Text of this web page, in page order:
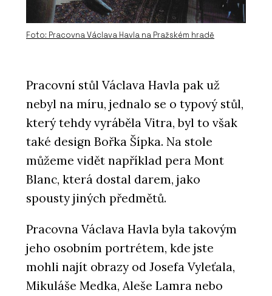
Foto: Pracovna Václava Havla na Pražském hradě
Pracovní stůl Václava Havla pak už
nebyl na míru, jednalo se o typový stůl,
který tehdy vyráběla Vitra, byl to však
také design Bořka Šípka. Na stole
můžeme vidět například pera Mont
Blanc, která dostal darem, jako
spousty jiných předmětů.
Pracovna Václava Havla byla takovým
jeho osobním portrétem, kde jste
mohli najít obrazy od Josefa Vyleťala,
Mikuláše Medka, Aleše Lamra nebo